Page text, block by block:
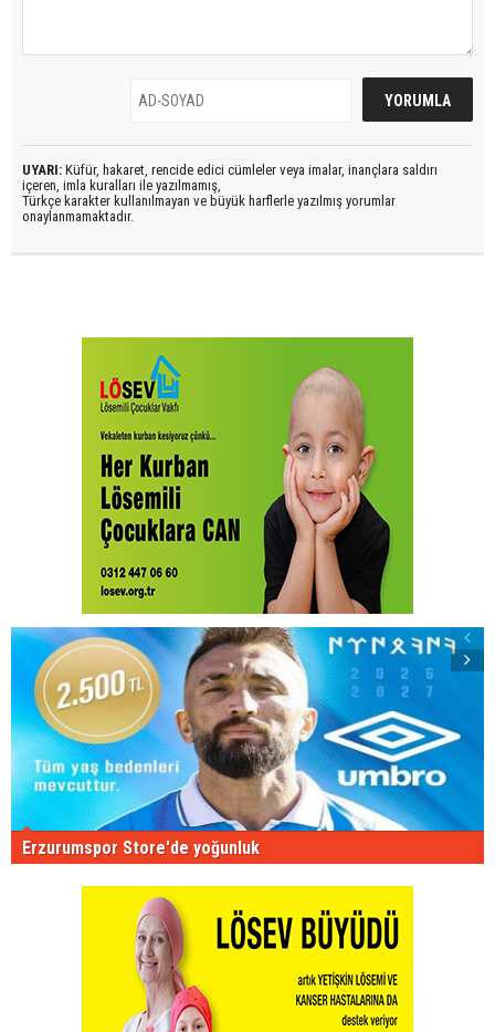
UYARI: Küfür, hakaret, rencide edici cümleler veya imalar, inançlara saldırı
içeren, imla kuralları ile yazılmamış,
Türkçe karakter kullanılmayan ve büyük harflerle yazılmış yorumlar
onaylanmamaktadır.
Erzurumspor Store'de yoğunluk